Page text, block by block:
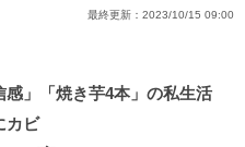
最終更新： 2023/10/15 09:00
」「焼き芋4本」の私生活
カビ